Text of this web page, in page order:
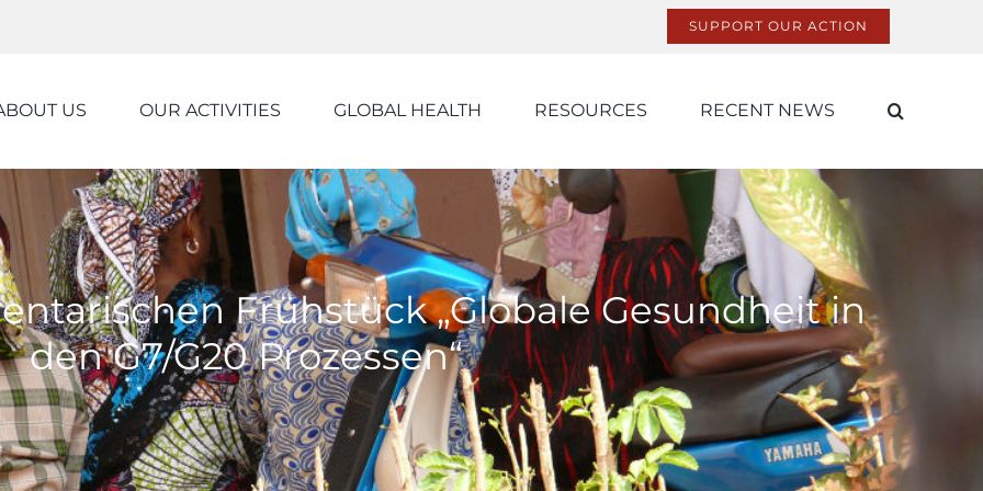
SUPPORT OUR ACTION
US OUR ACTIVITIES GLOBAL HEALTH RESOURCES RECENT NEWS
Frühstück „Globale Gesundheit in
den G7/G20 Prozessen“